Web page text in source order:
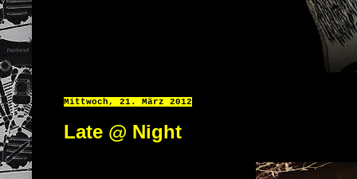
Mittwoch, 21. März 2012
Late @ Night